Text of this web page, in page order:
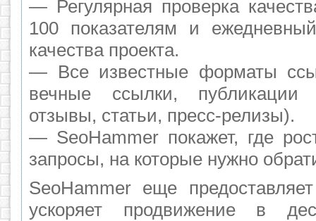
— Регулярная проверка
100 показателям и
качества проекта.
— Все известные форматы
вечные ссылки, публикации
отзывы, статьи, пресс-релизы).
— SeoHammer покажет, где
запросы, на которые нужно
SeoHammer еще
ускоряет продвижение в